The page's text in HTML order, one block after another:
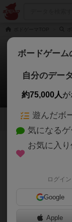
セテ
8
651名 0名
2回プレイしまし
正直1回目は要
査は全無視して
ボードゲーム
自分のデー
約75,000人
遊んだボ
気になる
お気に入
ログイ
Google
Apple